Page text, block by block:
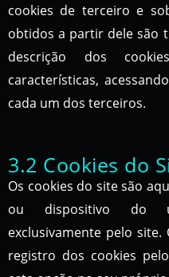
cookies de terceiro e
obtidos a partir dele são
descrição dos
características,
cada um dos terceiros.
3.2 Cookies do
Os cookies do site são
ou dispositivo do
exclusivamente pelo
registro dos cookies